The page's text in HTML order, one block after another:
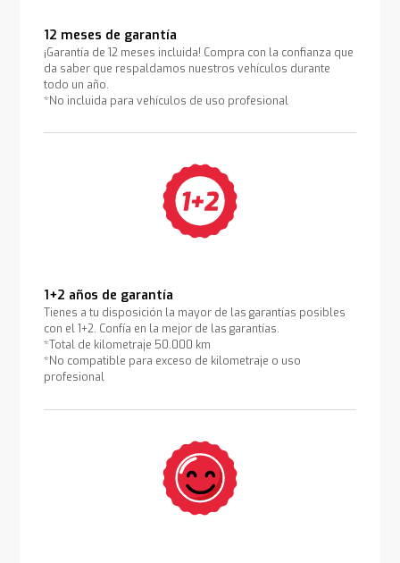
12 meses de garantía
¡Garantía de 12 meses incluida! Compra con la confianza que
da saber que respaldamos nuestros vehículos durante
todo un año.
*No incluida para vehículos de uso profesional
1+2 años de garantía
Tienes a tu disposición la mayor de las garantías posibles
con el 1+2. Confía en la mejor de las garantías.
*Total de kilometraje 50.000 km
*No compatible para exceso de kilometraje o uso
profesional